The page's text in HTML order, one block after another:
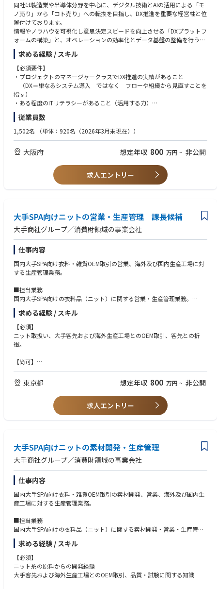
同社は製造業や半導体分野を中心に、デジタル技術とAIの活用による「モ
ノ売り」から「コト売り」への転換を目指し、DX推進を重要な経営柱と位
置付けております。
情報やノウハウを可視化し意思決定スピードを向上させる「DXプラットフ
ォームの構築」と、オペレーションの効率化とデータ基盤の整備を行う「I
Tプラットフォームの構築」の2つが大きな柱です。
同社の中でも管理部門（経理・総務・人事・IT・経営企画・広報IR）の各
業務フロー・システム・組織の全面見直しを対応頂ける方を募集しており
ます。
これまでの業務フローや担当割りを一度白紙にして、最適化を図って頂く
ことを想定しています。
感をもって進めて頂けるかが重要です。
■以下の業務に携わって頂きます。
【具体的には】
・DX推進に関する業務（販管費減少・粗利率向上）
・AI活用（社内ナレッジ共有等）
求める経験 / スキル
【必須要件】
・プロジェクトのマネージャークラスでDX推進の実績があること
（DX＝単なるシステム導入 ではなく フローや組織から見直すことを
指す）
・ある程度のITリテラシーがあること（活用する力）
【歓迎要件】
・自由に発想でき、発想の具現化が得意なこと
・PowerPointなどを使用し対外的に発信、説得、プレゼンテーションが
できること
・ビジネスにおいて英語を活用した経験があること
・明るいコミュニケーションが取れる方（社内調整力）
従業員数
1,502名 （単体：920名（2026年3月末現在））
大阪府 想定年収 800 万円 ~ 非公開
求人エントリー
大手SPA向けニットの営業・生産管理 課長候補
大手商社グループ／消費財領域の事業会社
仕事内容
国内大手SPA向け衣料・雑貨OEM取引の営業、海外及び国内生産工場に対
する生産管理業務。
■担当業務
国内大手SPA向けの衣料品（ニット）に関する営業・生産管理業務。
・客先への素材、デザイン提案
・仕様書、見積作成
・品質試験、確認、副資材の手配
・ASEANのOEMを依頼する協力工場へのサンプル指示
・価格、納期確認
・上記業務のほか、必要に応じてASEAN地域の協力工場への出張あり
チームとして企画、営業、生産、品質の機能分担を行っており、各メンバ
ーとの情報共有、連携を行い、組織として業務を遂行するため、コミュニ
ケーション能力を必要とします。また客先指定のシステムへの対応なども
あり、PC操作、エクセルでの業務は必須です。
またチームのリーダーとして、チームマネジメント、客先・仕入先との折
る原料の選定・開発からから始まり、製品の仕様設計、量産時の品質確保
などを行うことで、お客様の求める商品を実現しています。グローバルな
サプライチェーンの中から最適な原料、生産背景を設計し、商品を作り出
す手触り感、チームメンバーとクリエイティブな議論を行い、課題を乗り
越えていく達成感や一体感などものづくりの醍醐味を一緒に経験し、主体
的に事業を推進して頂ける方を募集いたします。
求める経験 / スキル
【必須】
ニット取扱い、大手客先および海外生産工場とのOEM取引、客先との折
衝。
【尚可】
原料に関する知識
チームマネジメント経験
【求める人物像】
モノづくり・品質への拘りがあり、またチームでの情報共有・連携によ
り、大手向けOEM取引を組織で対応できる方。
東京都 想定年収 800 万円 ~ 非公開
求人エントリー
大手SPA向けニットの素材開発・生産管理
大手商社グループ／消費財領域の事業会社
仕事内容
国内大手SPA向け衣料・雑貨OEM取引の素材開発、営業、海外及び国内生
産工場に対する生産管理業務。
■担当業務
国内大手SPA向けの衣料品（ニット）に関する素材開発・営業・生産管理
業務。
・ニット素材の開発（原料から）
・客先への素材提案
・サンプル・バルク糸の手配
・仕様書、見積作成
求める経験 / スキル
【必須】
ニット糸の原料からの開発経験
大手客先および海外生産工場とのOEM取引、品質・試験に関する知識